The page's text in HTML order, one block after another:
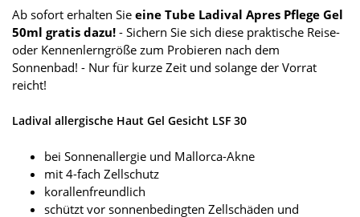
Ab sofort erhalten Sie eine Tube Ladival Apres Pflege Gel
50ml gratis dazu! - Sichern Sie sich diese praktische Reise-
oder Kennenlerngröße zum Probieren nach dem
Sonnenbad! - Nur für kurze Zeit und solange der Vorrat
reicht!
Ladival allergische Haut Gel Gesicht LSF 30
bei Sonnenallergie und Mallorca-Akne
mit 4-fach Zellschutz
korallenfreundlich
schützt vor sonnenbedingten Zellschäden und